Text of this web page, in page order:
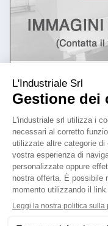
Fresatrici Montante mobile
prezzo su richiesta
Localizzazione: 🇮🇹
montante mobile - basamento metri 6 - X 4300 - Z 1700 - Y 1000 -
testa birotativa
mandrino 2000 RPM -
25IND121
damu